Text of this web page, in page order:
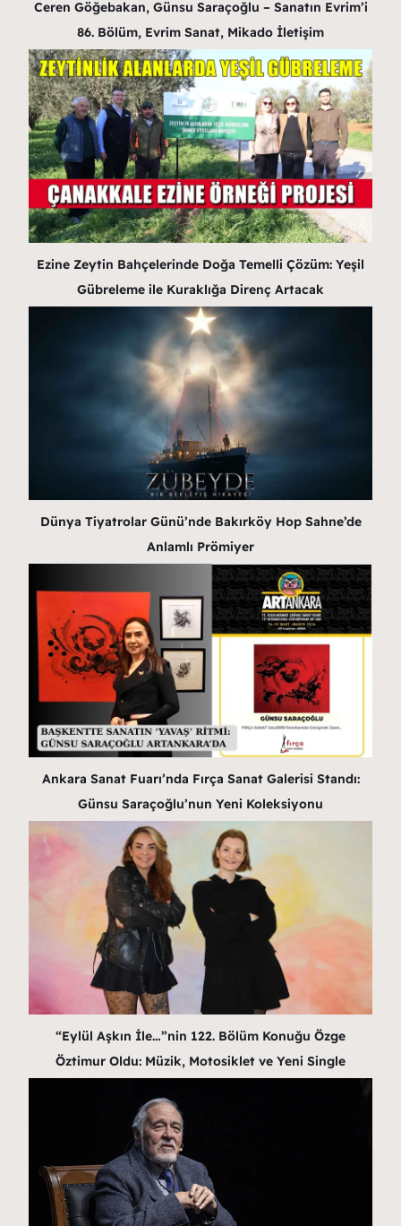
Ceren Göğebakan, Günsu Saraçoğlu – Sanatın Evrim’i
86. Bölüm, Evrim Sanat, Mikado İletişim
Ezine Zeytin Bahçelerinde Doğa Temelli Çözüm: Yeşil
Gübreleme ile Kuraklığa Direnç Artacak
Dünya Tiyatrolar Günü’nde Bakırköy Hop Sahne’de
Anlamlı Prömiyer
Ankara Sanat Fuarı’nda Fırça Sanat Galerisi Standı:
Günsu Saraçoğlu’nun Yeni Koleksiyonu
“Eylül Aşkın İle…”nin 122. Bölüm Konuğu Özge
Öztimur Oldu: Müzik, Motosiklet ve Yeni Single